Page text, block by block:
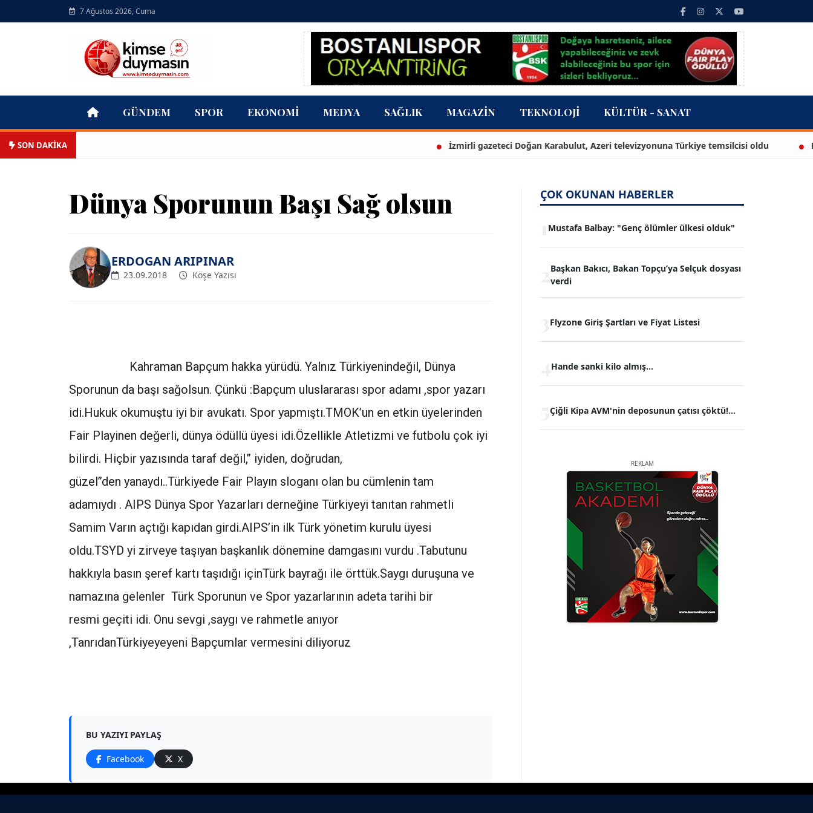
7 Ağustos 2026, Cuma
GÜNDEM SPOR EKONOMI MEDYA SAĞLIK MAGAZIN TEKNOLOJI KÜLTÜR - SANAT
SON DAKİKA İzmirli gazeteci Doğan Karabulut, Azeri televizyonuna Türkiye temsilcisi oldu
Dünya Sporunun Başı Sağ olsun
ERDOGAN ARIPINAR
23.09.2018 Köşe Yazısı
Kahraman Bapçum hakka yürüdü. Yalnız Türkiyenindeğil, Dünya
Sporunun da başı sağolsun. Çünkü :Bapçum uluslararası spor adamı ,spor yazarı
idi.Hukuk okumuştu iyi bir avukatı. Spor yapmıştı.TMOK’un en etkin üyelerinden
Fair Playinen değerli, dünya ödüllü üyesi idi.Özellikle Atletizmi ve futbolu çok iyi
bilirdi. Hiçbir yazısında taraf değil,’’ iyiden, doğrudan,
güzel’’den yanaydı..Türkiyede Fair Playın sloganı olan bu cümlenin tam
adamıydı . AIPS Dünya Spor Yazarları derneğine Türkiyeyi tanıtan rahmetli
Samim Varın açtığı kapıdan girdi.AIPS’in ilk Türk yönetim kurulu üyesi
oldu.TSYD yi zirveye taşıyan başkanlık dönemine damgasını vurdu .Tabutunu
hakkıyla basın şeref kartı taşıdığı içinTürk bayrağı ile örttük.Saygı duruşuna ve
namazına gelenler Türk Sporunun ve Spor yazarlarının adeta tarihi bir
resmi geçiti idi. Onu sevgi ,saygı ve rahmetle anıyor
,TanrıdanTürkiyeyeyeni Bapçumlar vermesini diliyoruz
BU YAZIYI PAYLAŞ
Facebook X
ÇOK OKUNAN HABERLER
Mustafa Balbay: "Genç ölümler ülkesi olduk"
Başkan Bakıcı, Bakan Topçu’ya Selçuk dosyası
verdi
Flyzone Giriş Şartları ve Fiyat Listesi
Hande sanki kilo almış...
Çiğli Kipa AVM'nin deposunun çatısı çöktü!...
REKLAM